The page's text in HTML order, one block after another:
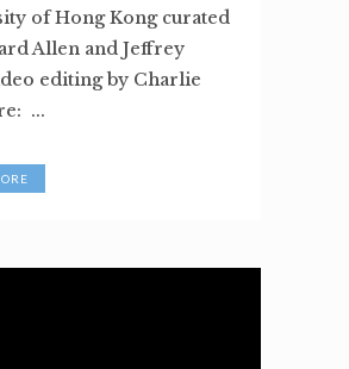
of Hong Kong curated
Allen and Jeffrey
editing by Charlie
...